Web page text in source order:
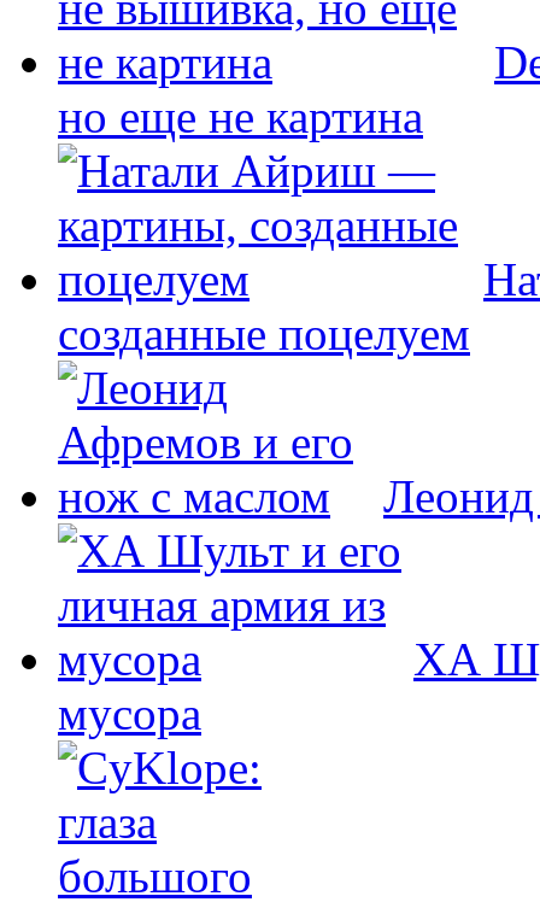
но еще не картина
созданные поцелуем
ХА
мусора